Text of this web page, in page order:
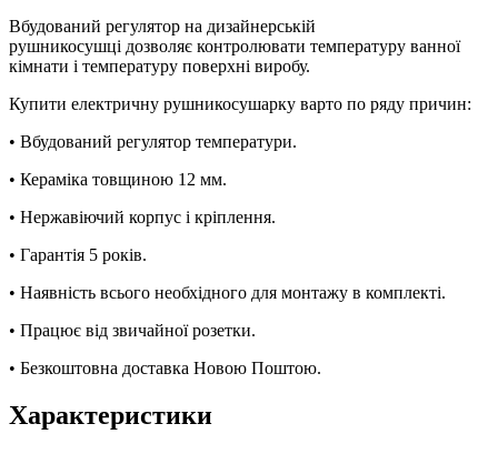
Вбудований регулятор на дизайнерській
рушникосушці дозволяє контролювати температуру ванної
кімнати і температуру поверхні виробу.
Купити електричну рушникосушарку варто по ряду причин:
• Вбудований регулятор температури.
• Кераміка товщиною 12 мм.
• Нержавіючий корпус і кріплення.
• Гарантія 5 років.
• Наявність всього необхідного для монтажу в комплекті.
• Працює від звичайної розетки.
• Безкоштовна доставка Новою Поштою.
Характеристики